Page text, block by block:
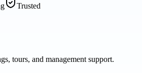
Trusted
tours, and management support.